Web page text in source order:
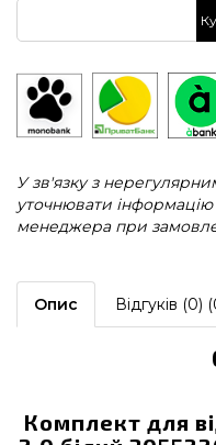
У зв'язку з
уточнювати
менеджера при
Опис Відгуків (0)
Комплект для